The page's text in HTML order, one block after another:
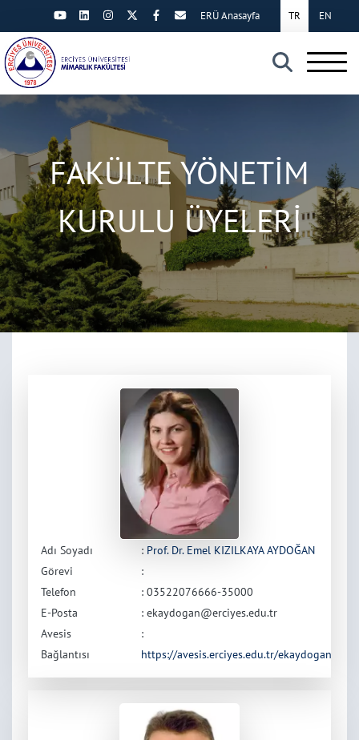
×
TR EN
ERÜ Anasayfa
FAKÜLTE YÖNETİM
KURULU ÜYELERİ
Adı Soyadı : Prof. Dr. Emel KIZILKAYA AYDOĞAN
Görevi
:
Telefon
: 03522076666-35000
E-Posta
: ekaydogan@erciyes.edu.tr
Avesis
Bağlantısı
:
https://avesis.erciyes.edu.tr/ekaydogan